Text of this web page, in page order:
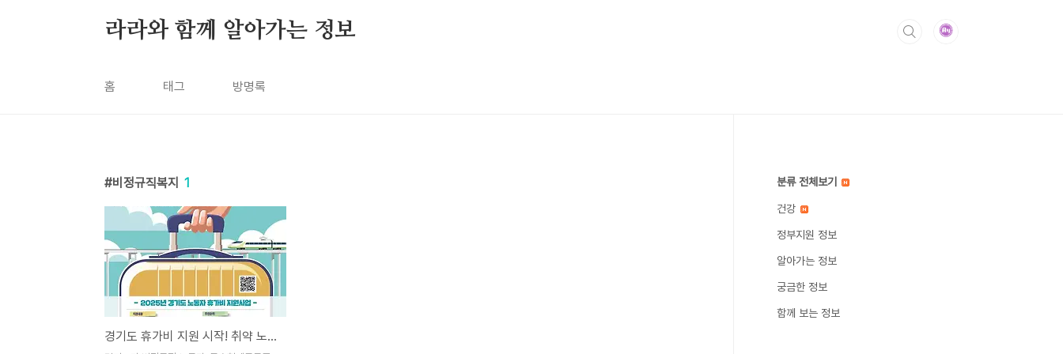
라라와 함께 알아가는 정보
홈 태그 방명록
비정규직복지 1
경기도 휴가비 지원 시작! 취약 노동자 2400명에 휴가비 40만원 지원
분류 전체보기
건강
정부지원 정보
알아가는 정보
궁금한 정보
함께 보는 정보